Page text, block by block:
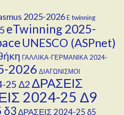
2025-2026E twinning
eTwinning 2025-
UNESCO (ASPnet)
ΓΑΛΛΙΚΑ-ΓΕΡΜΑΝΙΚΑ 2024-
2026 ΔΙΑΓΩΝΙΣΜΟΙ
25 Δ2ΔΡΑΣΕΙΣ
2024-25 Δ9
δ3ΔΡΑΣΕΙΣ 2024-25 δ5